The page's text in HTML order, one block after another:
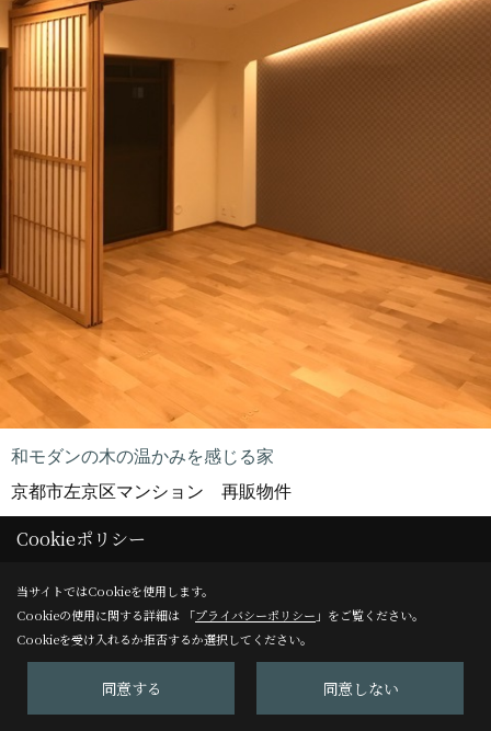
和モダンの木の温かみを感じる家
京都市左京区マンション 再販物件
Cookieポリシー
当サイトではCookieを使用します。
Cookieの使用に関する詳細は 「プライバシーポリシー 」をご覧ください。
Cookieを受け入れるか拒否するか選択してください。
同意する 同意しない